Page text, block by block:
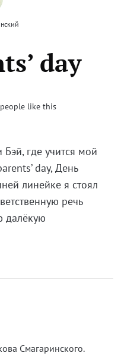
day
people like this
где учится мой
day, День
линейке я стоял
речь
далёкую
Смагаринского.